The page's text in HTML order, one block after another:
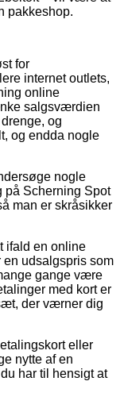
pakkeshop.
for
internet outlets,
online
salgsværdien
og
og endda nogle
nogle
på Scherning Spot
man er skråsikker
ifald en online
udsalgspris som
gange være
med kort er
der værner dig
eller
nytte af en
har til hensigt at